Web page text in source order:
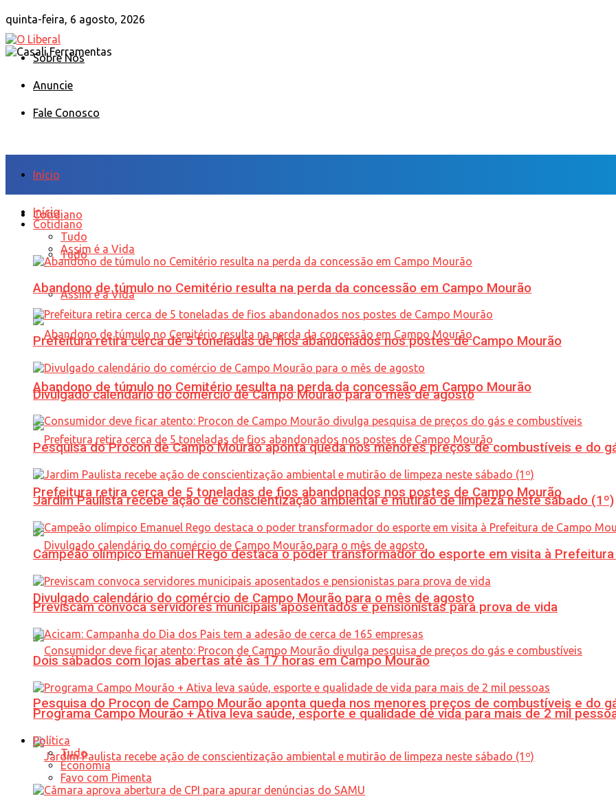
quinta-feira, 6 agosto, 2026
Sobre Nós
Anuncie
Fale Conosco
Início
Cotidiano
Tudo
Assim é a Vida
Abandono de túmulo no Cemitério resulta na perda da concessão em Campo Mourão
Prefeitura retira cerca de 5 toneladas de fios abandonados nos postes de Campo Mourão
Divulgado calendário do comércio de Campo Mourão para o mês de agosto
Pesquisa do Procon de Campo Mourão aponta queda nos menores preços de combustíveis e do
Início
Cotidiano
Tudo
Assim é a Vida
Abandono de túmulo no Cemitério resulta na perda da concessão em Campo Mourão
Prefeitura retira cerca de 5 toneladas de fios abandonados nos postes de Campo Mourão
Divulgado calendário do comércio de Campo Mourão para o mês de agosto
Pesquisa do Procon de Campo Mourão aponta queda nos menores preços de combustíveis e do
Jardim Paulista recebe ação de conscientização ambiental e mutirão de limpeza neste sábado (1º)
Campeão olímpico Emanuel Rego destaca o poder transformador do esporte em visita à
Previscam convoca servidores municipais aposentados e pensionistas para prova de vida
Dois sábados com lojas abertas até às 17 horas em Campo Mourão
Programa Campo Mourão + Ativa leva saúde, esporte e qualidade de vida para mais de 2 mil
Política
Tudo
Economia
Favo com Pimenta